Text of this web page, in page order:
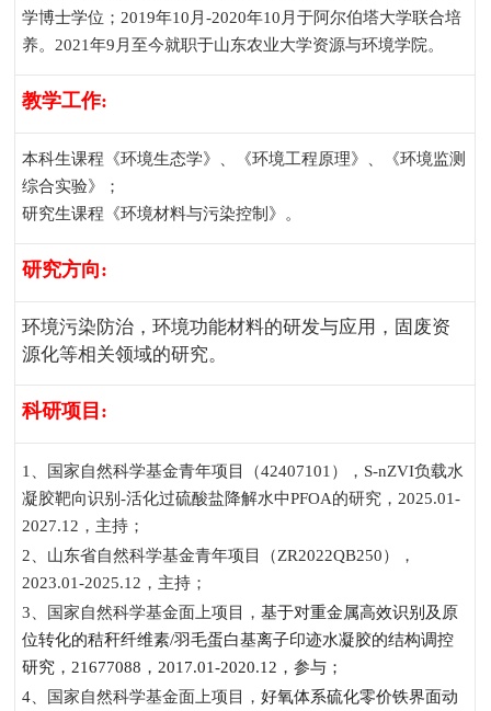
学博士学位； 2019年10 月-2020年10 月于阿尔伯塔大学联合培
养。 2021年9 月至今就职于山东农业大学资源与环境学院。
教学工作:
本科生课程《环境生态学》、《环境工程原理》、《环境监测
综合实验》；
研究生课程《环境材料与污染控制》。
研究方向:
环境污染防治，环境功能材料的研发与应用，固废资
源化等相关领域的研究。
科研项目 :
1 、国家自然科学基金青年项目（42407101 ）， S-nZVI负载水
凝胶靶向识别-活化过硫酸盐降解水中PFOA的研究， 2025.01-
2027.12 ，主持；
2 、山东省自然科学基金青年项目（ZR2022QB250），
2023.01-2025.12 ，主持；
3 、国家自然科学基金面上项目，基于对重金属高效识别及原
位转化的秸秆纤维素/羽毛蛋白基离子印迹水凝胶的结构调控
研究， 21677088 ， 2017.01-2020.12 ，参与；
4 、国家自然科学基金面上项目，好氧体系硫化零价铁界面动